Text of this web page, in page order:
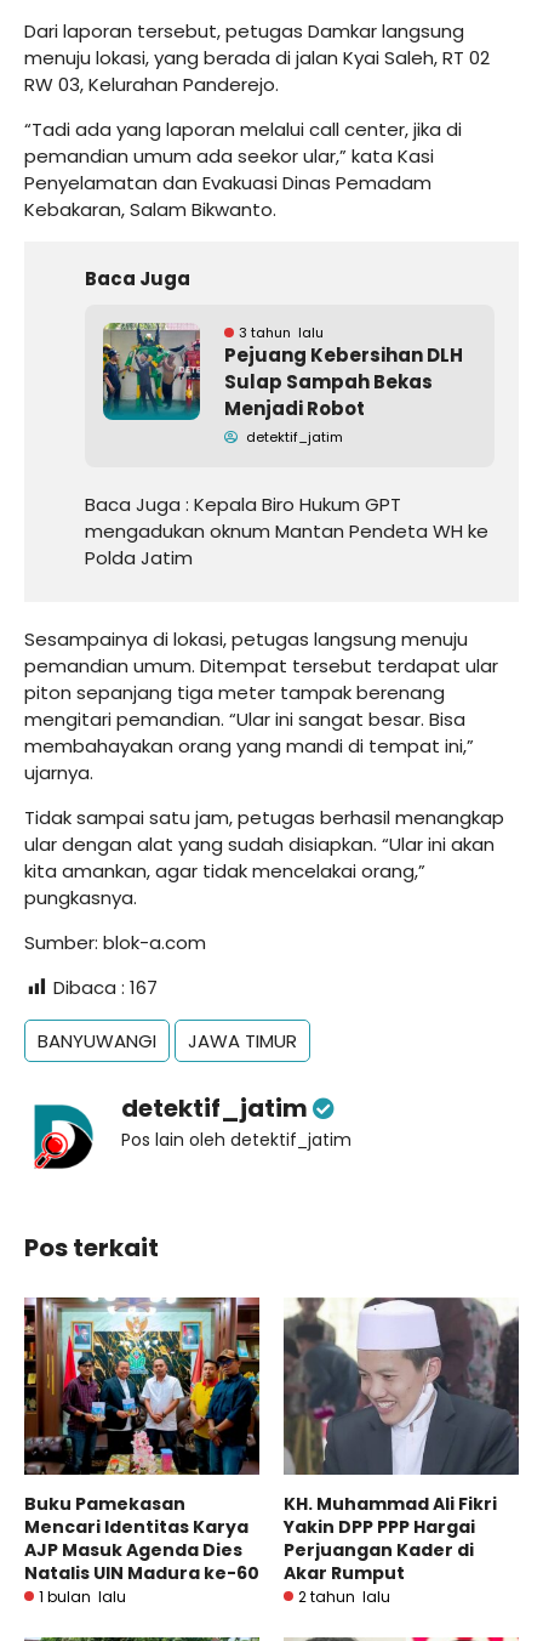
Dari laporan tersebut, petugas Damkar langsung
menuju lokasi, yang berada di jalan Kyai Saleh, RT 02
RW 03, Kelurahan Panderejo.
“Tadi ada yang laporan melalui call center, jika di
pemandian umum ada seekor ular,” kata Kasi
Penyelamatan dan Evakuasi Dinas Pemadam
Kebakaran, Salam Bikwanto.
Baca Juga
3 tahun lalu
Pejuang Kebersihan DLH
Sulap Sampah Bekas
Menjadi Robot
detektif_jatim
Baca Juga : Kepala Biro Hukum GPT
mengadukan oknum Mantan Pendeta WH ke
Polda Jatim
Sesampainya di lokasi, petugas langsung menuju
pemandian umum. Ditempat tersebut terdapat ular
piton sepanjang tiga meter tampak berenang
mengitari pemandian. “Ular ini sangat besar. Bisa
membahayakan orang yang mandi di tempat ini,”
ujarnya.
Tidak sampai satu jam, petugas berhasil menangkap
ular dengan alat yang sudah disiapkan. “Ular ini akan
kita amankan, agar tidak mencelakai orang,”
pungkasnya.
Sumber: blok-a.com
Dibaca : 167
BANYUWANGI JAWA TIMUR
detektif_jatim
Pos lain oleh detektif_jatim
Pos terkait
Buku Pamekasan
Mencari Identitas Karya
AJP Masuk Agenda Dies
Natalis UIN Madura ke-60
1 bulan lalu
KH. Muhammad Ali Fikri
Yakin DPP PPP Hargai
Perjuangan Kader di
Akar Rumput
2 tahun lalu